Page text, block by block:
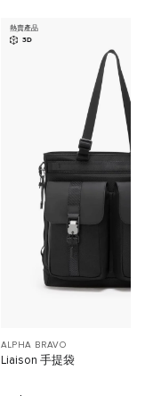
熱賣產品
3D
ALPHA BRAVO
Liaison 手提袋